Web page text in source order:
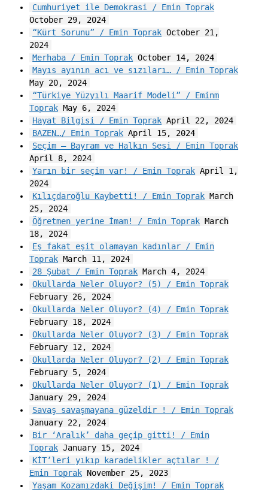
Cumhuriyet ile Demokrasi / Emin Toprak
October 29, 2024
“Kürt Sorunu” / Emin Toprak October 21,
2024
Merhaba / Emin Toprak October 14, 2024
Mayıs ayının acı ve sızıları… / Emin Toprak
May 20, 2024
“Türkiye Yüzyılı Maarif Modeli” / Eminm
ToprakMay 6, 2024
Hayat Bilgisi / Emin Toprak April 22, 2024
BAZEN…/ Emin Toprak April 15, 2024
Seçim – Bayram ve Halkın Sesi / Emin Toprak
April 8, 2024
Yarın bir seçim var! / Emin Toprak April 1,
2024
Kılıçdaroğlu Kaybetti! / Emin Toprak March
25, 2024
Öğretmen yerine İmam! / Emin Toprak March
18, 2024
Eş fakat eşit olamayan kadınlar / Emin
ToprakMarch 11, 2024
28 Şubat / Emin Toprak March 4, 2024
Okullarda Neler Oluyor? (5) / Emin Toprak
February 26, 2024
Okullarda Neler Oluyor? (4) / Emin Toprak
February 18, 2024
Okullarda Neler Oluyor? (3) / Emin Toprak
February 12, 2024
Okullarda Neler Oluyor? (2) / Emin Toprak
February 5, 2024
Okullarda Neler Oluyor? (1) / Emin Toprak
January 29, 2024
Savaş savaşmayana güzeldir ! / Emin Toprak
January 22, 2024
Bir ‘Aralık’ daha geçip gitti! / Emin
ToprakJanuary 15, 2024
KİT’leri yıkıp karadelikler açtılar ! /
Emin ToprakNovember 25, 2023
Yaşam Kozamızdaki Değişim! / Emin Toprak